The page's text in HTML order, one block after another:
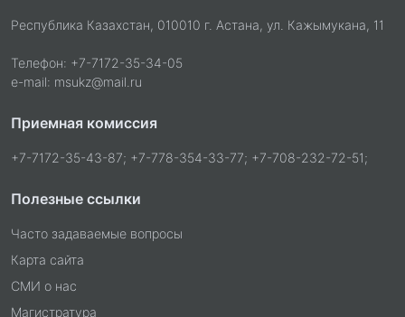
Республика Казахстан, 010010 г. Астана, ул. Кажымукана, 11
Телефон: +7-7172-35-34-05
e-mail: msukz@mail.ru
Приемная комиссия
+7-7172-35-43-87; +7-778-354-33-77; +7-708-232-72-51;
Полезные ссылки
Часто задаваемые вопросы
Карта сайта
СМИ о нас
Магистратура